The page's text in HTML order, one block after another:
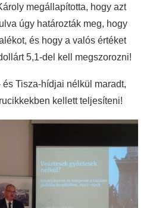
megállapította, hogy azt
úgy határozták meg, hogy
és hogy a valós értéket
5,1-del kell megszorozni!
Tisza-hídjai nélkül maradt,
kellett teljesíteni!